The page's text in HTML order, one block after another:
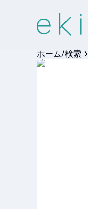
ホーム/検索